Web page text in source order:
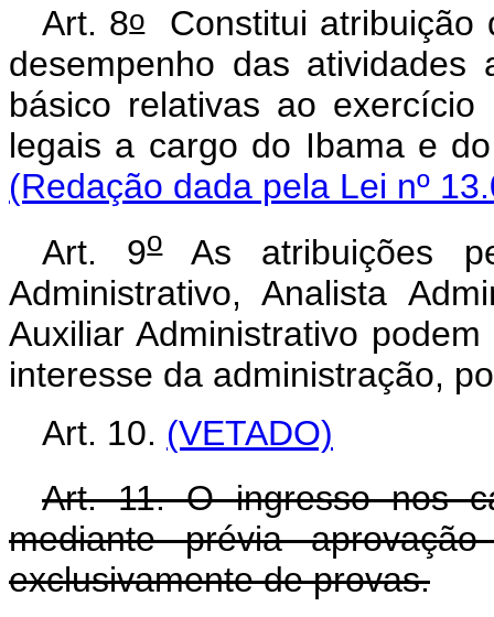
Art. 8oConstitui atribuição
desempenho das
básico relativas ao
legais a cargo do
(Redação dada pela Lei nº
Art. 9oAs atribuições
Administrativo, Analista
Auxiliar Administrativo
interesse da administração,
Art. 10. (VETADO)
Art. 11. O ingresso nos
mediante prévia
exclusivamente de provas.